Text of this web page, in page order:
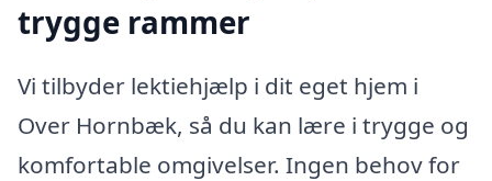
trygge rammer
Vi tilbyder lektiehjælp i dit eget hjem i
Over Hornbæk, så du kan lære i trygge og
komfortable omgivelser. Ingen behov for